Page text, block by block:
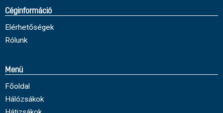
Céginformáció
Elérhetőségek
Rólunk
Menü
Főoldal
Hálózsákok